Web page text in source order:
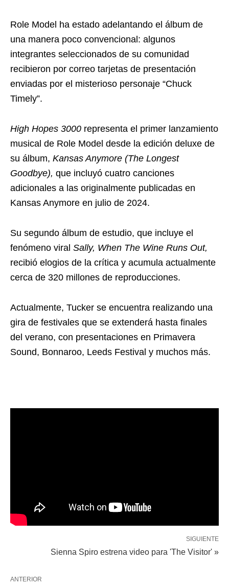
Role Model ha estado adelantando el álbum de
una manera poco convencional: algunos
integrantes seleccionados de su comunidad
recibieron por correo tarjetas de presentación
enviadas por el misterioso personaje “Chuck
Timely”.
High Hopes 3000 representa el primer lanzamiento
musical de Role Model desde la edición deluxe de
su álbum, Kansas Anymore (The Longest
Goodbye), que incluyó cuatro canciones
adicionales a las originalmente publicadas en
Kansas Anymore en julio de 2024.
Su segundo álbum de estudio, que incluye el
fenómeno viral Sally, When The Wine Runs Out,
recibió elogios de la crítica y acumula actualmente
cerca de 320 millones de reproducciones.
Actualmente, Tucker se encuentra realizando una
gira de festivales que se extenderá hasta finales
del verano, con presentaciones en Primavera
Sound, Bonnaroo, Leeds Festival y muchos más.
SIGUIENTE
Sienna Spiro estrena video para 'The Visitor' »
ANTERIOR